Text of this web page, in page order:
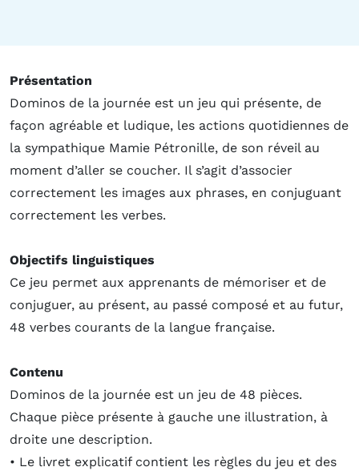
Présentation
Dominos de la journée est un jeu qui présente, de
façon agréable et ludique, les actions quotidiennes de
la sympathique Mamie Pétronille, de son réveil au
moment d’aller se coucher. Il s’agit d’associer
correctement les images aux phrases, en conjuguant
correctement les verbes.
Objectifs linguistiques
Ce jeu permet aux apprenants de mémoriser et de
conjuguer, au présent, au passé composé et au futur,
48 verbes courants de la langue française.
Contenu
Dominos de la journée est un jeu de 48 pièces.
Chaque pièce présente à gauche une illustration, à
droite une description.
• Le livret explicatif contient les règles du jeu et des